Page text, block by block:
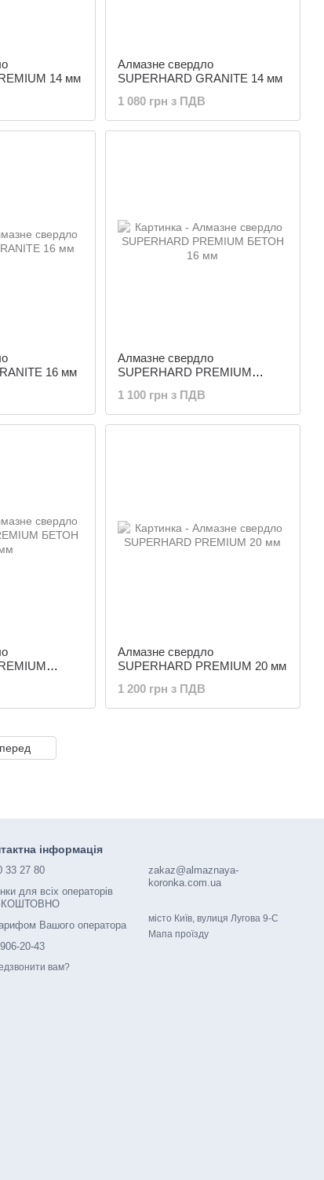
14 мм
Алмазне свердло
SUPERHARD GRANITE 14 мм
1 080 грн з ПДВ
16 мм
Алмазне свердло
SUPERHARD PREMIUM
1 100 грн з ПДВ
Алмазне свердло
SUPERHARD PREMIUM 20 мм
1 200 грн з ПДВ
інформація
33 27 80
для всіх операторів
Вашого оператора
20-43
вам?
zakaz@almaznaya-
koronka.com.ua
місто Київ, вулиця Лугова 9-С
Мапа проїзду